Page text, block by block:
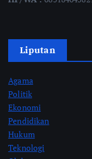
Liputan
Agama
Politik
Ekonomi
Pendidikan
Hukum
Teknologi